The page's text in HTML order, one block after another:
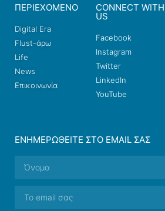
ΠΕΡΙΕΧΟΜΕΝΟ
Digital Era
Flust-άρω
Life
News
Επικοινωνία
CONNECT WITH
US
Facebook
Instagram
Twitter
LinkedIn
YouTube
ΕΝΗΜΕΡΩΘΕΊΤΕ ΣΤΟ EMAIL ΣΑΣ